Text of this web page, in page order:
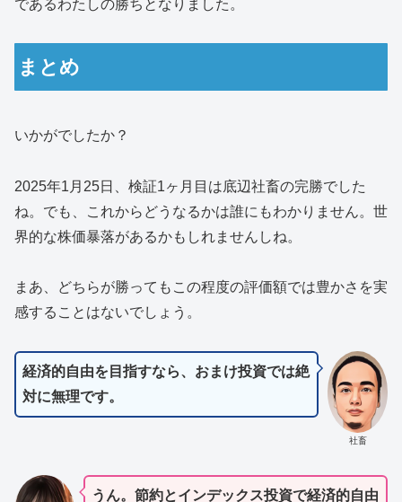
であるわたしの勝ちとなりました。
まとめ
いかがでしたか？
2025年1月25日、検証1ヶ月目は底辺社畜の完勝でした
ね。でも、これからどうなるかは誰にもわかりません。世
界的な株価暴落があるかもしれませんしね。
まあ、どちらが勝ってもこの程度の評価額では豊かさを実
感することはないでしょう。
社畜
経済的自由を目指すなら、おまけ投資では絶
対に無理です。
うん。節約とインデックス投資で経済的自由